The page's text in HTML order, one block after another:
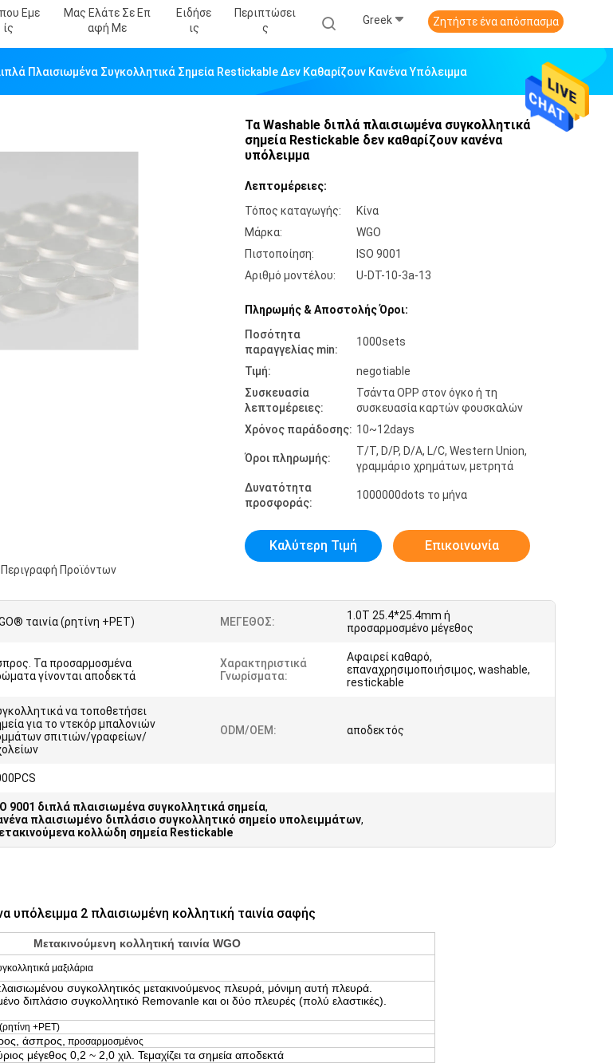
Εμε
Ίς
Μας Ελάτε Σε Επ
Αφή Με
Ειδήσε
Ις
Περιπτώσει
Σ
Greek Ζητήστε ένα απόσπασμα
Πλαισιωμένα Συγκολλητικά Σημεία Restickable Δεν Καθαρίζουν Κανένα Υπόλειμμα
Τα Washable διπλά πλαισιωμένα συγκολλητικά
σημεία Restickable δεν καθαρίζουν κανένα
υπόλειμμα
Λεπτομέρειες:
Τόπος καταγωγής:
Κίνα
Μάρκα:
WGO
Πιστοποίηση:
ISO 9001
Αριθμό μοντέλου:
U-DT-10-3a-13
Πληρωμής & Αποστολής Όροι:
Ποσότητα
παραγγελίας min:
1000sets
Τιμή:
negotiable
Συσκευασία
λεπτομέρειες:
Τσάντα OPP στον όγκο ή τη
συσκευασία καρτών φουσκαλών
Χρόνος παράδοσης: 10~12days
Όροι πληρωμής:
T/T, D/P, D/A, L/C, Western Union,
γραμμάριο χρημάτων, μετρητά
Δυνατότητα
προσφοράς:
1000000dots το μήνα
Καλύτερη Τιμή Επικοινωνία
Περιγραφή Προϊόντων
ταινία (ρητίνη +PET) ΜΕΓΕΘΟΣ:
1.0T 25.4*25.4mm ή
προσαρμοσμένο μέγεθος
Τα προσαρμοσμένα
γίνονται αποδεκτά
Χαρακτηριστικά
Γνωρίσματα:
Αφαιρεί καθαρό,
επαναχρησιμοποιήσιμος, washable,
restickable
να τοποθετήσει
για το ντεκόρ μπαλονιών
σπιτιών/γραφείων/
ODM/OEM: αποδεκτός
9001 διπλά πλαισιωμένα συγκολλητικά σημεία,
πλαισιωμένο διπλάσιο συγκολλητικό σημείο υπολειμμάτων,
κολλώδη σημεία Restickable
υπόλειμμα 2 πλαισιωμένη κολλητική ταινία σαφής
Μετακινούμενη κολλητική ταινία WGO
μαξιλάρια
συγκολλητικός μετακινούμενος πλευρά, μόνιμη αυτή πλευρά.
διπλάσιο συγκολλητικό Removanle και οι δύο πλευρές (πολύ ελαστικές).
+PET)
άσπρος, προσαρμοσμένος
μέγεθος 0,2 ~ 2,0 χιλ. Τεμαχίζει τα σημεία αποδεκτά